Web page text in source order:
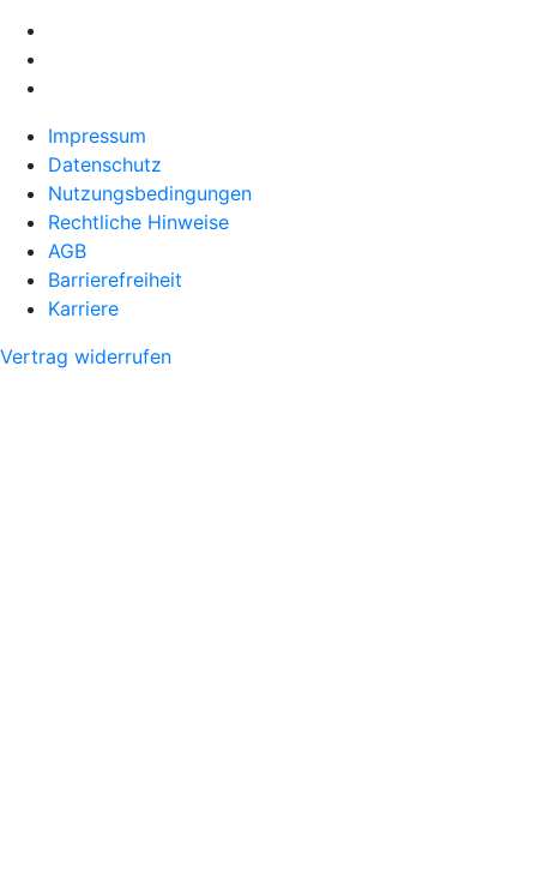
Impressum
Datenschutz
Nutzungsbedingungen
Rechtliche Hinweise
AGB
Barrierefreiheit
Karriere
Vertrag widerrufen